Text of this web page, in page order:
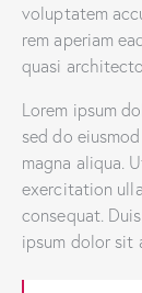
voluptatem
rem aperiam
quasi
Lorem ipsum
sed do
magna aliqua.
exercitation
consequat.
ipsum dolor sit